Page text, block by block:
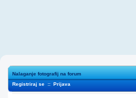
Nalaganje fotografij na forum
Registriraj se :: Prijava